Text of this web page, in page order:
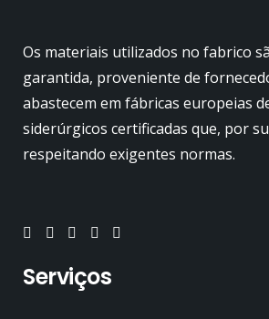
Os materiais utilizados no fabrico
garantida, proveniente de
abastecem em fábricas europeias
siderúrgicos certificadas que, por
respeitando exigentes normas.
Serviços